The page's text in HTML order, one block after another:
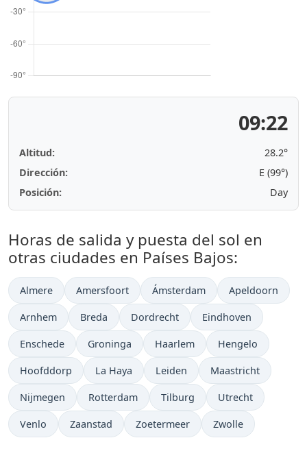
09:22
Altitud:
28.2°
Dirección:
E (99°)
Posición:
Day
Horas de salida y puesta del sol en
otras ciudades en Países Bajos:
Almere Amersfoort Ámsterdam Apeldoorn
Arnhem Breda Dordrecht Eindhoven
Enschede Groninga Haarlem Hengelo
Hoofddorp La Haya Leiden Maastricht
Nijmegen Rotterdam Tilburg Utrecht
Venlo Zaanstad Zoetermeer Zwolle